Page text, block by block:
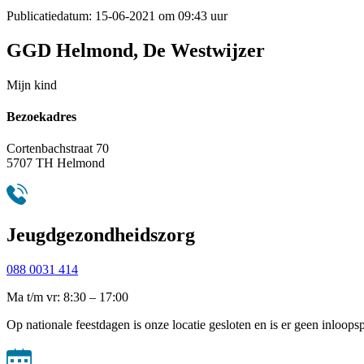
Publicatiedatum: 15-06-2021 om 09:43 uur
GGD Helmond, De Westwijzer
Mijn kind
Bezoekadres
Cortenbachstraat 70
5707 TH Helmond
Jeugdgezondheidszorg
088 0031 414
Ma t/m vr: 8:30 – 17:00
Op nationale feestdagen is onze locatie gesloten en is er geen